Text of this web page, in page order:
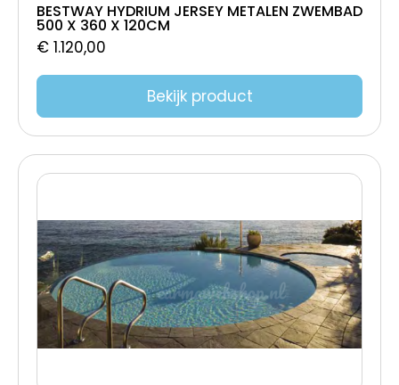
BESTWAY HYDRIUM JERSEY METALEN ZWEMBAD
500 X 360 X 120CM
€ 1.120,00
Bekijk product